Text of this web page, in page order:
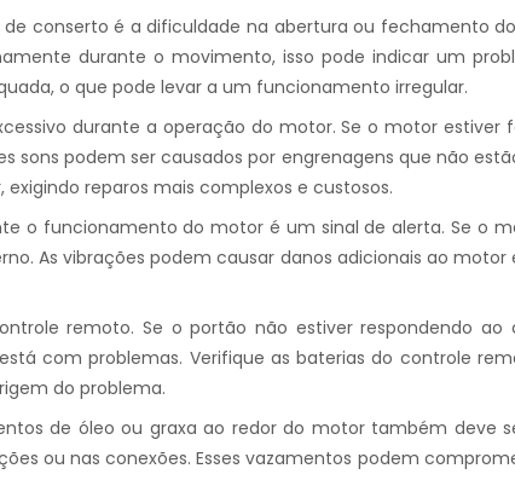
conserto é a dificuldade na abertura ou fechamento
durante o movimento, isso pode indicar um
o que pode levar a um funcionamento irregular.
durante a operação do motor. Se o motor estiver
sons podem ser causados por engrenagens que não
reparos mais complexos e custosos.
o funcionamento do motor é um sinal de alerta. Se o
As vibrações podem causar danos adicionais ao
remoto. Se o portão não estiver respondendo
com problemas. Verifique as baterias do controle
do problema.
de óleo ou graxa ao redor do motor também deve
ou nas conexões. Esses vazamentos podem